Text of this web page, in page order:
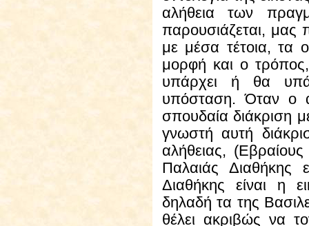
αλήθεια των
παρουσιάζεται, μας
με μέσα τέτοια, τα
μορφή και ο
υπάρχει ή θα
υπόσταση. Όταν ο
σπουδαία διάκριση
γνωστή αυτή
αλήθειας,
Παλαιάς Διαθήκης
Διαθήκης είναι η
δηλαδή τα της
θέλει ακριβώς να